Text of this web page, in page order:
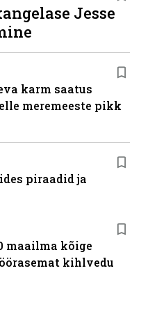
maailma kõige
kihlvedu
Jesse
karm saatus
meremeeste pikk
piraadid ja